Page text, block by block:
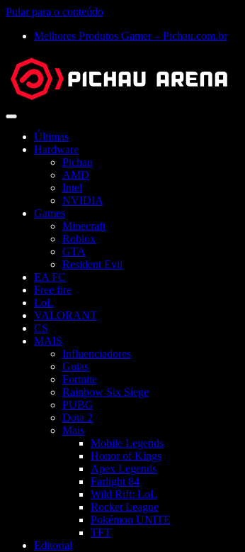
Pular para o conteúdo
Melhores Produtos Gamer – Pichau.com.br
Abrir
Últimas
Hardware
Pichau
AMD
Intel
NVIDIA
Games
Minecraft
Roblox
GTA
Resident Evil
EA FC
Free fire
LoL
VALORANT
CS
MAIS
Influenciadores
Guias
Fortnite
Rainbow Six Siege
PUBG
Dota 2
Mais
Mobile Legends
Honor of Kings
Apex Legends
Farlight 84
Wild Rift: LoL
Rocket League
Pokémon UNITE
TFT
Editorial